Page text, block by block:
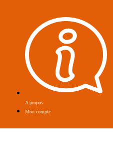
A propos
Mon compte